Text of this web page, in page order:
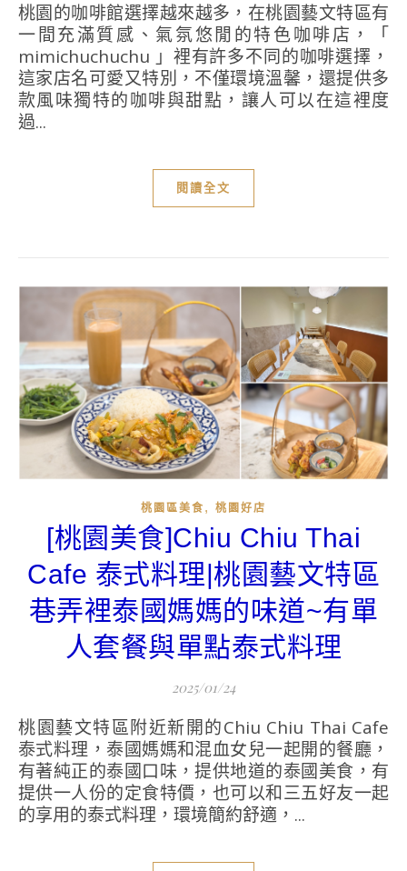
桃園的咖啡館選擇越來越多，在桃園藝文特區有
一間充滿質感、氣氛悠閒的特色咖啡店，「
mimichuchuchu 」裡有許多不同的咖啡選擇，
這家店名可愛又特別，不僅環境溫馨，還提供多
款風味獨特的咖啡與甜點，讓人可以在這裡度
過...
閱讀全文
桃園區美食 , 桃園好店
[桃園美食]Chiu Chiu Thai
Cafe 泰式料理|桃園藝文特區
巷弄裡泰國媽媽的味道~有單
人套餐與單點泰式料理
2025/01/24
桃園藝文特區附近新開的Chiu Chiu Thai Cafe
泰式料理，泰國媽媽和混血女兒一起開的餐廳，
有著純正的泰國口味，提供地道的泰國美食，有
提供一人份的定食特價，也可以和三五好友一起
的享用的泰式料理，環境簡約舒適，...